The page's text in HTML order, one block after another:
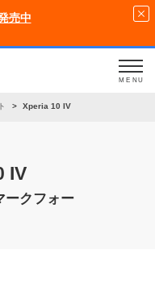
売中
MENU
Xperia 10 IV
IV
ークフォー